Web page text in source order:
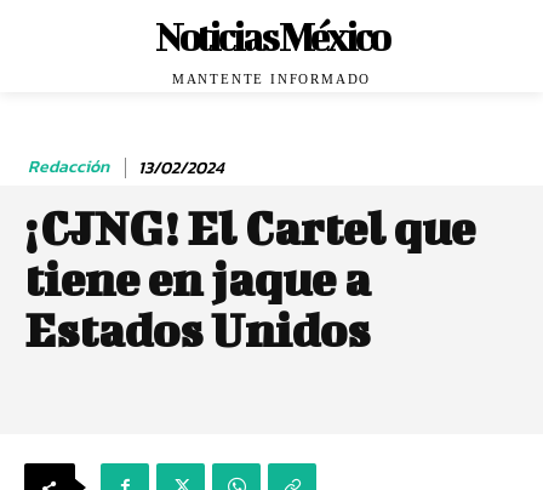
Noticias México
MANTENTE INFORMADO
Redacción 13/02/2024
¡CJNG! El Cartel que
tiene en jaque a
Estados Unidos